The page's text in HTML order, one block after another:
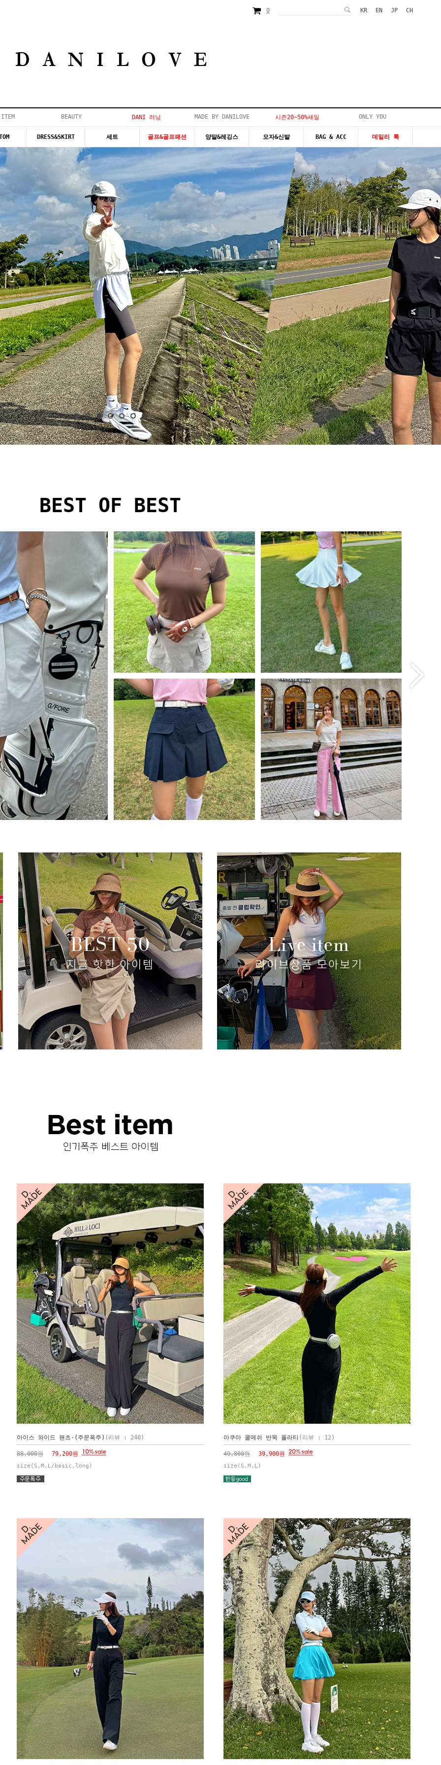
0 KR EN JP CH
ITEM BEAUTY DANI 러닝 MADE BY DANILOVE 시즌20~50%세일 ONLY YOU
DRESS&SKIRT 세트 골프&골프패션 양말&레깅스 모자&신발 BAG & ACC 데일리 룩
BEST OF BEST
아이스 와이드 팬츠-(주문폭주)
(리뷰 :
240)
88,000원 79,200원
size(S,M,L/basic,long)
빅 카고포켓 스커트(리뷰 : 5)
98,000원 78,400원
size(XS,S,M,L)
셔링 레이어 스커트 셋업(리뷰 : 6)
77,000원 46,200원
size(S,M,L)
쿨 엠보 메쉬 카라티(리뷰 : 34)
58,000원 49,300원
size(S,M,L,XL)
아이스 와이드 팬츠-(주문폭주) (리뷰 : 240)
88,000원 79,200원
size(S,M,L/basic,long)
아쿠아 쿨메쉬 반목 폴라티 (리뷰 : 12)
49,800원 39,900원
size(S,M,L)